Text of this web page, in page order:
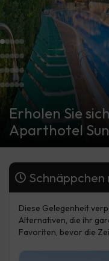
Erholen Sie
Aparthotel
Diese Gelegenheit
Alternativen, die ihr
Favoriten, bevor die